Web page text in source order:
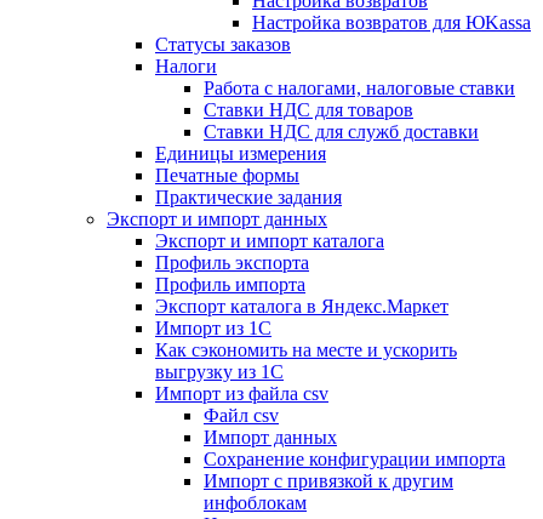
Настройка возвратов для ЮKassa
Статусы заказов
Налоги
Работа с налогами, налоговые ставки
Ставки НДС для товаров
Ставки НДС для служб доставки
Единицы измерения
Печатные формы
Практические задания
Экспорт и импорт данных
Экспорт и импорт каталога
Профиль экспорта
Профиль импорта
Экспорт каталога в Яндекс.Маркет
Импорт из 1С
Как сэкономить на месте и ускорить
выгрузку из 1С
Импорт из файла csv
Файл csv
Импорт данных
Сохранение конфигурации импорта
Импорт с привязкой к другим
инфоблокам